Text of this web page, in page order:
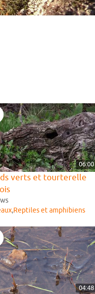
06:00
verts et tourterelle
,Reptiles et amphibiens
04:48